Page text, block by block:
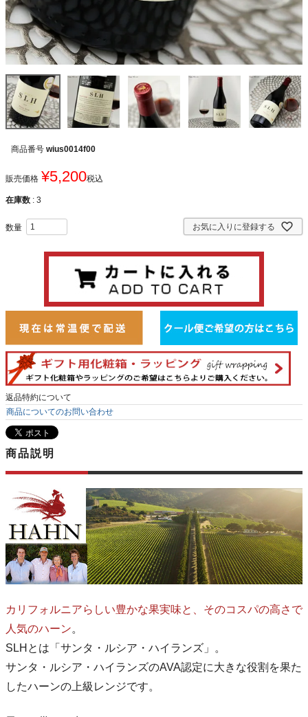
商品番号 wius0014f00
販売価格 ¥5,200税込
在庫数 3
お気に入りに登録する
返品特約について
商品についてのお問い合わせ
商品説明
カリフォルニアらしい豊かな果実味と、そのコスパの高さで
人気のハーン。
SLHとは「サンタ・ルシア・ハイランズ」。
サンタ・ルシア・ハイランズのAVA認定に大きな役割を果た
したハーンの上級レンジです。